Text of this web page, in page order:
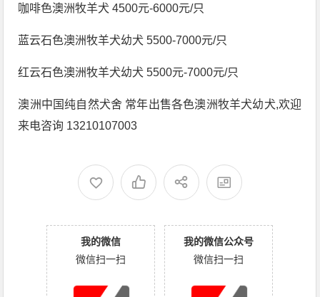
咖啡色澳洲牧羊犬 4500元-6000元/只
蓝云石色澳洲牧羊犬幼犬 5500-7000元/只
红云石色澳洲牧羊犬幼犬 5500元-7000元/只
澳洲中国纯自然犬舍 常年出售各色澳洲牧羊犬幼犬,欢迎
来电咨询 13210107003
我的微信
微信扫一扫
我的微信公众号
微信扫一扫